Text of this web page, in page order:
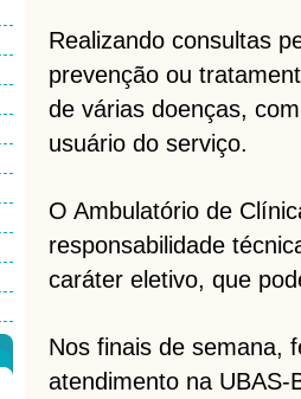
Realizando consultas
prevenção ou
de várias doenças,
usuário do serviço.
O Ambulatório de
responsabilidade
caráter eletivo, que
Nos finais de semana,
atendimento na